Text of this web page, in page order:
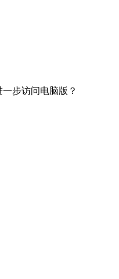
步访问电脑版？